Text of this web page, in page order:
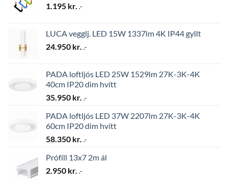
1.195 kr. .-
LUCA vegglj. LED 15W 1337lm 4K IP44 gyllt
24.950 kr. .-
PADA loftljós LED 25W 1529lm 27K-3K-4K
40cm IP20 dim hvítt
35.950 kr. .-
PADA loftljós LED 37W 2207lm 27K-3K-4K
60cm IP20 dim hvítt
58.350 kr. .-
Prófíll 13x7 2m ál
2.950 kr. .-